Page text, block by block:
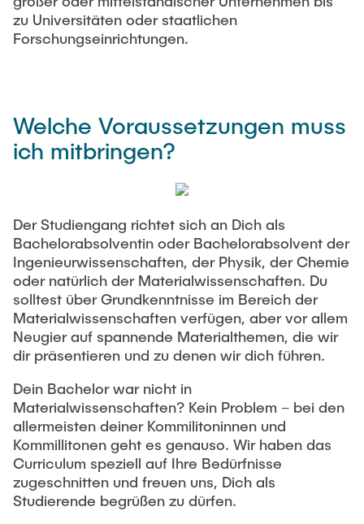
zu Universitäten oder staatlichen
Forschungseinrichtungen.
Welche Voraussetzungen muss
ich mitbringen?
Der Studiengang richtet sich an Dich als
Bachelorabsolventin oder Bachelorabsolvent der
Ingenieurwissenschaften, der Physik, der Chemie
oder natürlich der Materialwissenschaften. Du
solltest über Grundkenntnisse im Bereich der
Materialwissenschaften verfügen, aber vor allem
Neugier auf spannende Materialthemen, die wir
dir präsentieren und zu denen wir dich führen.
Dein Bachelor war nicht in
Materialwissenschaften? Kein Problem – bei den
allermeisten deiner Kommilitoninnen und
Kommillitonen geht es genauso. Wir haben das
Curriculum speziell auf Ihre Bedürfnisse
zugeschnitten und freuen uns, Dich als
Studierende begrüßen zu dürfen.